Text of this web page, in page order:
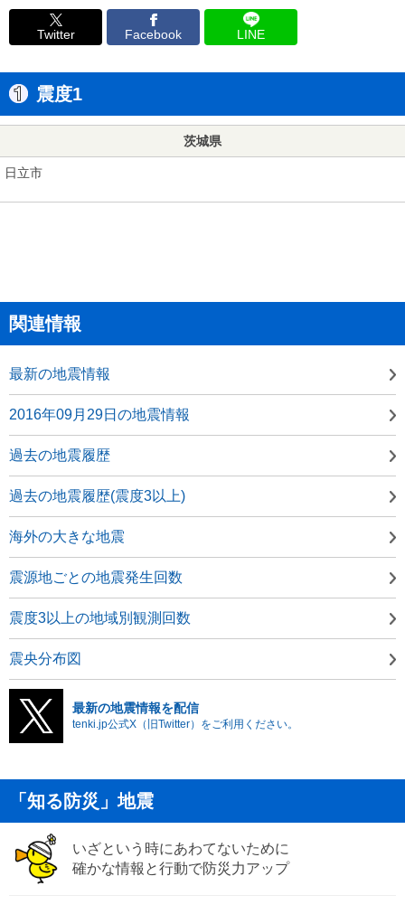
Twitter Facebook LINE
震度1
茨城県
日立市
関連情報
最新の地震情報
2016年09月29日の地震情報
過去の地震履歴
過去の地震履歴(震度3以上)
海外の大きな地震
震源地ごとの地震発生回数
震度3以上の地域別観測回数
震央分布図
最新の地震情報を配信
tenki.jp公式X（旧Twitter）をご利用ください。
「知る防災」地震
いざという時にあわてないために
確かな情報と行動で防災力アップ